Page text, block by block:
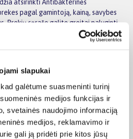
slapukai
galėtume suasmeninti turinį
medijos funkcijas ir
svetainės naudojimo informaciją
medijos, reklamavimo ir
gali ją pridėti prie kitos jūsų
atsirinkti Antibakterinės
pagal gamintoją, kainą, savybes
Prekių sąraše galite greitai palyginti
prekės puslapyje rasite išsamesnę
duomenis, pristatymo terminą,
prekę internetu.
galima pirkti išsimokėtinai.
Lietuvoje: į paštomatus nuo 2,29
€ pristatymas į paštomatą
kainuoja nuo 2,99 €.
paprastai pristatomos per 1–2